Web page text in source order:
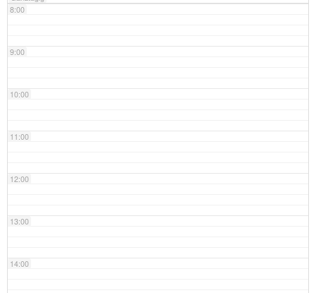
8:00
9:00
10:00
11:00
12:00
13:00
14:00